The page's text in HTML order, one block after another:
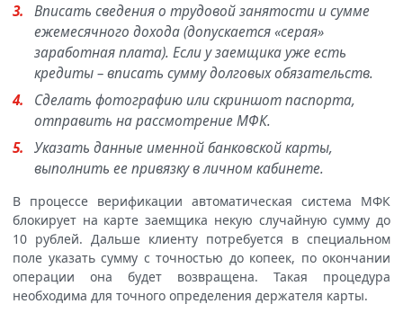
Вписать сведения о трудовой занятости и сумме
ежемесячного дохода (допускается «серая»
заработная плата). Если у заемщика уже есть
кредиты – вписать сумму долговых обязательств.
Сделать фотографию или скриншот паспорта,
отправить на рассмотрение МФК.
Указать данные именной банковской карты,
выполнить ее привязку в личном кабинете.
В процессе верификации автоматическая система МФК
блокирует на карте заемщика некую случайную сумму до
10 рублей. Дальше клиенту потребуется в специальном
поле указать сумму с точностью до копеек, по окончании
операции она будет возвращена. Такая процедура
необходима для точного определения держателя карты.